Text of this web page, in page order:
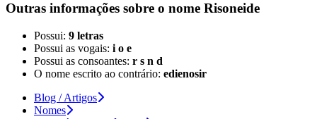
Outras informações sobre o nome Risoneide
Possui: 9 letras
Possui as vogais: i o e
Possui as consoantes: r s n d
O nome escrito ao contrário: edienosir
Blog / Artigos
Nomes